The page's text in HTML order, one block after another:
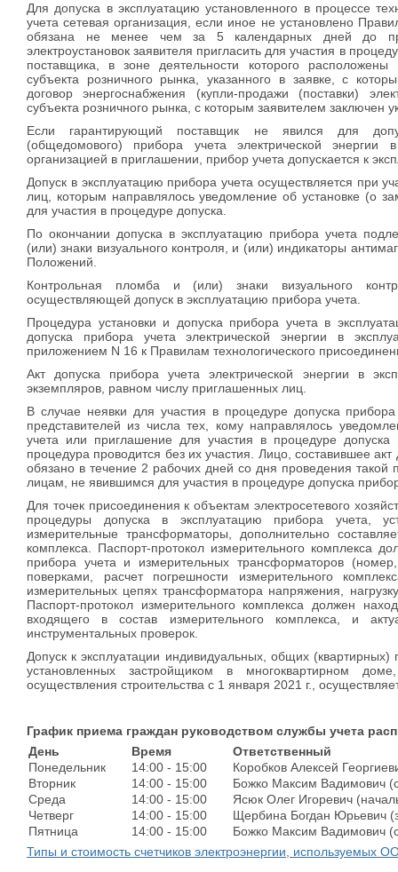
Для допуска в эксплуатацию установленного в процессе
учета сетевая организация, если иное не установлено
обязана не менее чем за 5 календарных дней до
электроустановок заявителя пригласить для участия в
поставщика, в зоне деятельности которого расположены
субъекта розничного рынка, указанного в заявке, с
договор энергоснабжения (купли-продажи (поставки)
субъекта розничного рынка, с которым заявителем заключен
Если гарантирующий поставщик не явился для
(общедомового) прибора учета электрической
организацией в приглашении, прибор учета допускается к
Допуск в эксплуатацию прибора учета осуществляется при
лиц, которым направлялось уведомление об установке (о
для участия в процедуре допуска.
По окончании допуска в эксплуатацию прибора учета
(или) знаки визуального контроля, и (или) индикаторы
Положений.
Контрольная пломба и (или) знаки визуального
осуществляющей допуск в эксплуатацию прибора учета.
Процедура установки и допуска прибора учета в
допуска прибора учета электрической энергии в
приложением N 16 к Правилам технологического
Акт допуска прибора учета электрической энергии в
экземпляров, равном числу приглашенных лиц.
В случае неявки для участия в процедуре допуска
представителей из числа тех, кому направлялось
учета или приглашение для участия в процедуре допуска
процедура проводится без их участия. Лицо, составившее
обязано в течение 2 рабочих дней со дня проведения такой
лицам, не явившимся для участия в процедуре допуска
Для точек присоединения к объектам электросетевого
процедуры допуска в эксплуатацию прибора учета,
измерительные трансформаторы, дополнительно
комплекса. Паспорт-протокол измерительного комплекса
прибора учета и измерительных трансформаторов
поверками, расчет погрешности измерительного
измерительных цепях трансформатора напряжения,
Паспорт-протокол измерительного комплекса должен
входящего в состав измерительного комплекса, и
инструментальных проверок.
Допуск к эксплуатации индивидуальных, общих (квартирных)
установленных застройщиком в многоквартирном
осуществления строительства с 1 января 2021 г.,
График приема граждан руководством службы учета
День
Время
Ответственный
Понедельник
14:00 - 15:00
Коробков Алексей
Вторник
14:00 - 15:00
Божко Максим Вадимович
Среда
14:00 - 15:00
Ясюк Олег Игоревич
Четверг
14:00 - 15:00
Щербина Богдан Юрьевич
Пятница
14:00 - 15:00
Божко Максим Вадимович
Типы и стоимость счетчиков электроэнергии, используемых